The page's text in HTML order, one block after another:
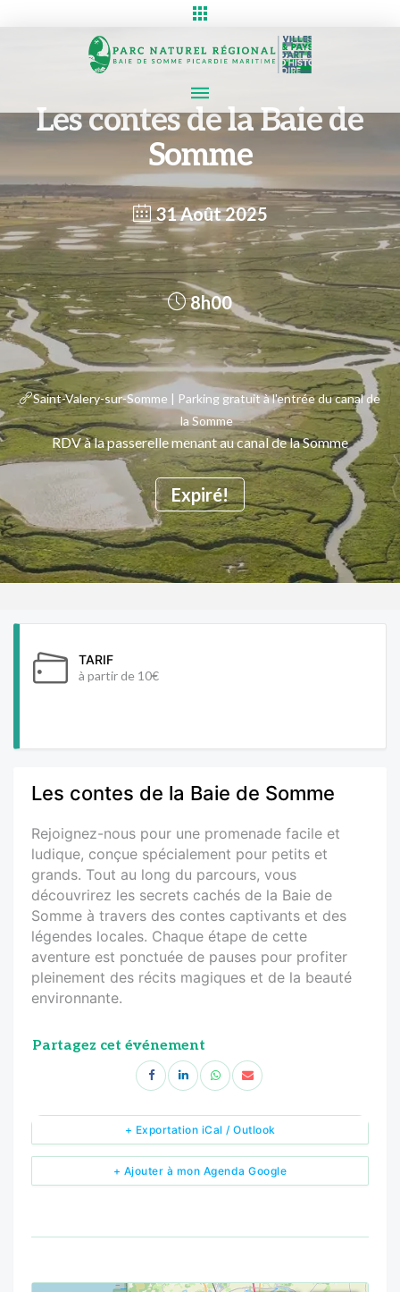
Les contes de la Baie de
Somme
31 Août 2025
Expiré!
8h00
Saint-Valery-sur-Somme | Parking gratuit à l'entrée du canal de
la Somme
RDV à la passerelle menant au canal de la Somme
TARIF
à partir de 10€
Les contes de la Baie de Somme
Rejoignez-nous pour une promenade facile et
ludique, conçue spécialement pour petits et
grands. Tout au long du parcours, vous
découvrirez les secrets cachés de la Baie de
Somme à travers des contes captivants et des
légendes locales. Chaque étape de cette
aventure est ponctuée de pauses pour profiter
pleinement des récits magiques et de la beauté
environnante.
Partagez cet événement
+ Ajouter à mon Agenda Google
+ Exportation iCal / Outlook